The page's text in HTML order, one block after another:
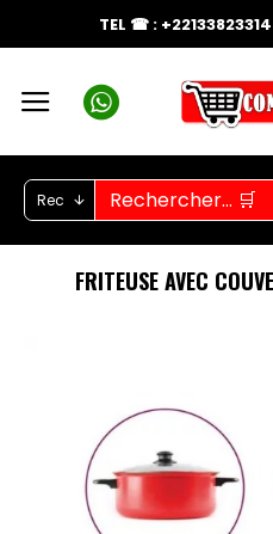
TEL ☎ :
Rec
FRITEUSE AVEC